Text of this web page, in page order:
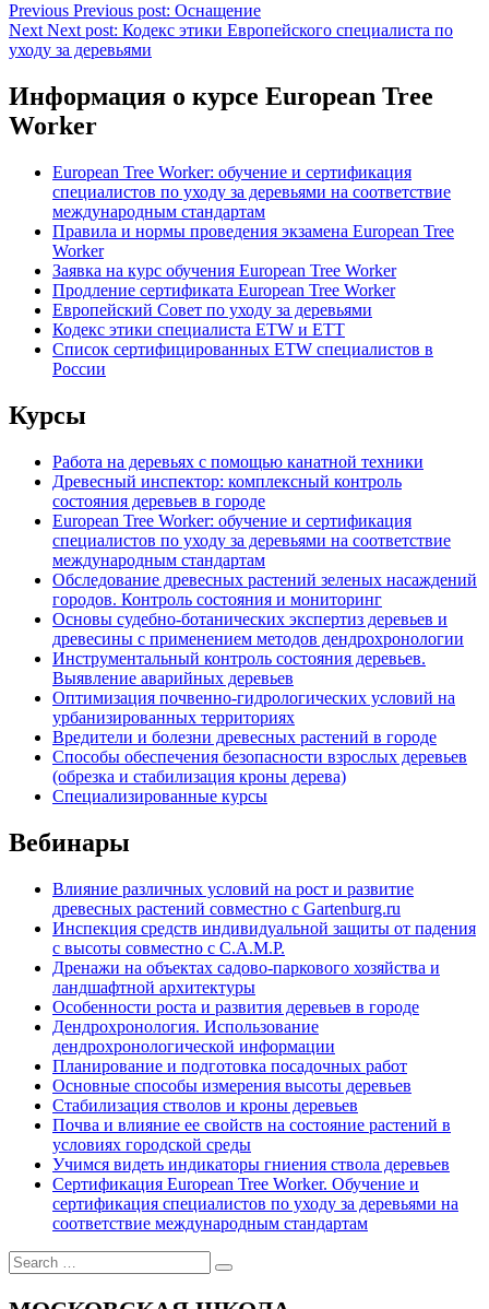
Previous Previous post: Оснащение
Next Next post: Кодекс этики Европейского специалиста по
уходу за деревьями
Информация о курсе European Tree
Worker
European Tree Worker: обучение и сертификация
специалистов по уходу за деревьями на соответствие
международным стандартам
Правила и нормы проведения экзамена European Tree
Worker
Заявка на курс обучения European Tree Worker
Продление сертификата European Tree Worker
Европейский Совет по уходу за деревьями
Кодекс этики специалиста ETW и ETT
Список сертифицированных ETW специалистов в
России
Курсы
Работа на деревьях с помощью канатной техники
Древесный инспектор: комплексный контроль
состояния деревьев в городе
European Tree Worker: обучение и сертификация
специалистов по уходу за деревьями на соответствие
международным стандартам
Обследование древесных растений зеленых насаждений
городов. Контроль состояния и мониторинг
Основы судебно-ботанических экспертиз деревьев и
древесины с применением методов дендрохронологии
Инструментальный контроль состояния деревьев.
Выявление аварийных деревьев
Оптимизация почвенно-гидрологических условий на
урбанизированных территориях
Вредители и болезни древесных растений в городе
Способы обеспечения безопасности взрослых деревьев
(обрезка и стабилизация кроны дерева)
Специализированные курсы
Вебинары
Влияние различных условий на рост и развитие
древесных растений совместно с Gartenburg.ru
Инспекция средств индивидуальной защиты от падения
с высоты совместно с C.A.M.P.
Дренажи на объектах садово-паркового хозяйства и
ландшафтной архитектуры
Особенности роста и развития деревьев в городе
Дендрохронология. Использование
дендрохронологической информации
Планирование и подготовка посадочных работ
Основные способы измерения высоты деревьев
Стабилизация стволов и кроны деревьев
Почва и влияние ее свойств на состояние растений в
условиях городской среды
Учимся видеть индикаторы гниения ствола деревьев
Сертификация European Tree Worker. Обучение и
сертификация специалистов по уходу за деревьями на
соответствие международным стандартам